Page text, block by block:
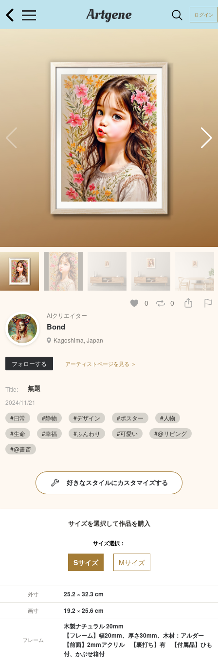
Artgene ログイン
0 0
AIクリエイター
Bond
Kagoshima, Japan
フォローする アーティストページを見る ＞
Title: 無題
2024/11/21
#日常
#静物 #デザイン #ポスター
#人物
#生命
#幸福 #ふんわり #可愛い
#@リビング
#@書斎
好きなスタイルにカスタマイズする
サイズを選択して作品を購入
サイズ選択：
Sサイズ Mサイズ
外寸 25.2 × 32.3 cm
画寸 19.2 × 25.6 cm
フレーム
木製ナチュラル 20mm
【フレーム】幅20mm、厚さ30mm、木材：アルダー
【前面】2mmアクリル 【裏打ち】有 【付属品】ひも
付、かぶせ箱付